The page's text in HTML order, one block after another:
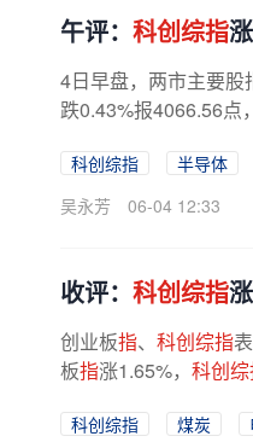
午评： 科创综指
4日早盘，两市主要股
跌0.43%报4066.56点
科创综指 半导体
吴永芳
06-04 12:33
收评： 科创综指
创业板指、 科创综指
板指涨1.65%， 科创
科创综指 煤炭